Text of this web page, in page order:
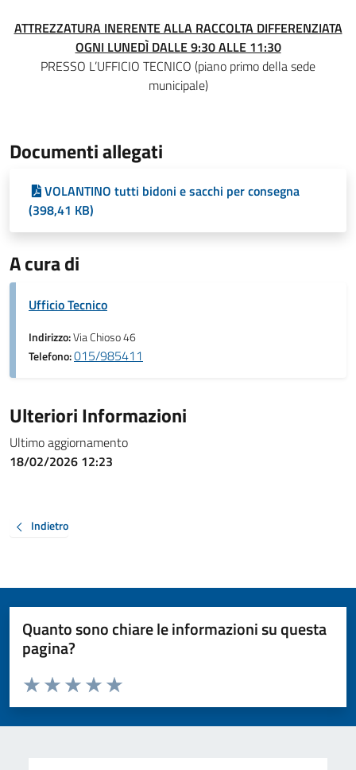
ATTREZZATURA INERENTE ALLA RACCOLTA DIFFERENZIATA
OGNI LUNEDÌ DALLE 9:30 ALLE 11:30
PRESSO L’UFFICIO TECNICO (piano primo della sede
municipale)
Documenti allegati
VOLANTINO tutti bidoni e sacchi per consegna
(398,41 KB)
A cura di
Ufficio Tecnico
Indirizzo:Via Chioso 46
Telefono:015/985411
Ulteriori Informazioni
Ultimo aggiornamento
18/02/2026 12:23
Indietro
Quanto sono chiare le informazioni su questa
pagina?
Valuta da 1 a 5 stelle la pagina
Valuta 5 stelle su 5
Valuta 4 stelle su 5
Valuta 3 stelle su 5
Valuta 2 stelle su 5
Valuta 1 stelle su 5